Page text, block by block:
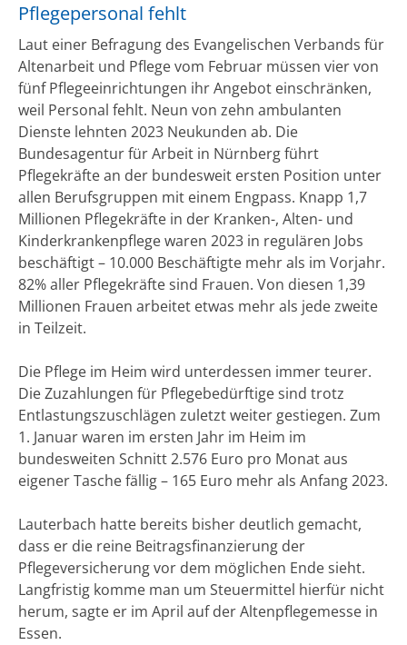
Pflegepersonal fehlt
Laut einer Befragung des Evangelischen Verbands für
Altenarbeit und Pflege vom Februar müssen vier von
fünf Pflegeeinrichtungen ihr Angebot einschränken,
weil Personal fehlt. Neun von zehn ambulanten
Dienste lehnten 2023 Neukunden ab. Die
Bundesagentur für Arbeit in Nürnberg führt
Pflegekräfte an der bundesweit ersten Position unter
allen Berufsgruppen mit einem Engpass. Knapp 1,7
Millionen Pflegekräfte in der Kranken-, Alten- und
Kinderkrankenpflege waren 2023 in regulären Jobs
beschäftigt – 10.000 Beschäftigte mehr als im Vorjahr.
82% aller Pflegekräfte sind Frauen. Von diesen 1,39
Millionen Frauen arbeitet etwas mehr als jede zweite
in Teilzeit.
Die Pflege im Heim wird unterdessen immer teurer.
Die Zuzahlungen für Pflegebedürftige sind trotz
Entlastungszuschlägen zuletzt weiter gestiegen. Zum
1. Januar waren im ersten Jahr im Heim im
bundesweiten Schnitt 2.576 Euro pro Monat aus
eigener Tasche fällig – 165 Euro mehr als Anfang 2023.
Lauterbach hatte bereits bisher deutlich gemacht,
dass er die reine Beitragsfinanzierung der
Pflegeversicherung vor dem möglichen Ende sieht.
Langfristig komme man um Steuermittel hierfür nicht
herum, sagte er im April auf der Altenpflegemesse in
Essen.